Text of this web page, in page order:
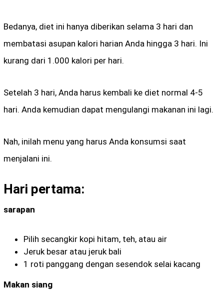
Bedanya, diet ini hanya diberikan selama 3 hari dan
membatasi asupan kalori harian Anda hingga 3 hari. Ini
kurang dari 1.000 kalori per hari.
Setelah 3 hari, Anda harus kembali ke diet normal 4-5
hari. Anda kemudian dapat mengulangi makanan ini lagi.
Nah, inilah menu yang harus Anda konsumsi saat
menjalani ini.
Hari pertama:
sarapan
Pilih secangkir kopi hitam, teh, atau air
Jeruk besar atau jeruk bali
1 roti panggang dengan sesendok selai kacang
Makan siang